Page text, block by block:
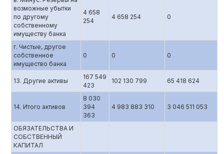
возможные убытки
по другому
собственному
имуществу банка
4 658
254
4 658 254 0
г. Чистые, другое
собственное
имущество банка
0 0 0
13. Другие активы
167 549
423
102 130 799 65 418 624
14. Итого активов
8 030
394
363
4 983 883 310 3 046 511 053
ОБЯЗАТЕЛЬСТВА И
СОБСТВЕННЫЙ
КАПИТАЛ